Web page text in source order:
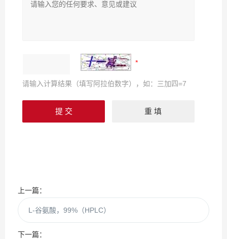
请输入计算结果（填写阿拉伯数字），如：三加四=7
上一篇：
L-谷氨酸，99%（HPLC）
下一篇：